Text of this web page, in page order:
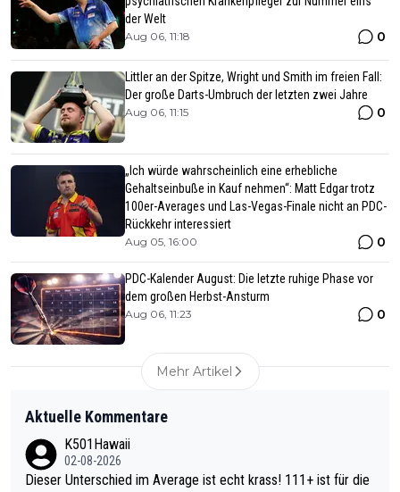
der Welt
Aug 06, 11:18 0
Littler an der Spitze, Wright und Smith im freien Fall:
Der große Darts-Umbruch der letzten zwei Jahre
Aug 06, 11:15 0
„Ich würde wahrscheinlich eine erhebliche
Gehaltseinbuße in Kauf nehmen“: Matt Edgar trotz
100er-Averages und Las-Vegas-Finale nicht an PDC-
Rückkehr interessiert
Aug 05, 16:00 0
PDC-Kalender August: Die letzte ruhige Phase vor
dem großen Herbst-Ansturm
Aug 06, 11:23 0
Mehr Artikel
Aktuelle Kommentare
K501Hawaii
02-08-2026
Dieser Unterschied im Average ist echt krass! 111+ ist für die